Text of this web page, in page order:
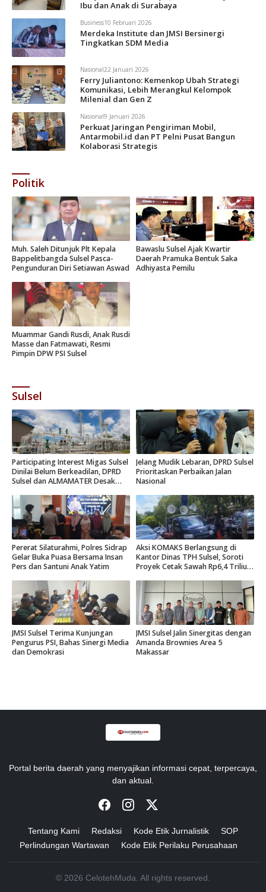
Ibu dan Anak di Surabaya
Business10 Februari 2026
Merdeka Institute dan JMSI Bersinergi
Tingkatkan SDM Media
Nasional22 Januari 2026
Ferry Juliantono: Kemenkop Ubah Strategi
Komunikasi, Lebih Merangkul Kelompok
Milenial dan Gen Z
Nasional9 Januari 2026
Perkuat Jaringan Pengiriman Mobil,
Antarmobil.id dan PT Pelni Pusat Bangun
Kolaborasi Strategis
Politik
Muh. Saleh Ditunjuk Plt Kepala
Bappelitbangda Sulsel Pasca-
Pengunduran Diri Setiawan Aswad
Bawaslu Sulsel Ajak Kwartir
Daerah Pramuka Bentuk Saka
Adhiyasta Pemilu
Muammar Gandi Rusdi, Anak Rusdi
Masse dan Fatmawati, Resmi
Pimpin DPW PSI Sulsel
Sulsel
Participating Interest Migas Sulsel
Dinilai Belum Berkeadilan, DPRD
Sulsel dan ALMAMATER Desak
Jelang Mudik Lebaran, DPRD Sulsel
Prioritaskan Perbaikan Jalan
Nasional
Pererat Silaturahmi, Polres Sidrap
Gelar Buka Puasa Bersama Insan
Pers dan Santuni Anak Yatim
Aksi KOMAKS Berlangsung di
Kantor Dinas TPH Sulsel, Soroti
Proyek Cetak Sawah Rp6,4 Triliun
JMSI Sulsel Terima Kunjungan
Pengurus PSI, Bahas Sinergi Media
dan Demokrasi
JMSI Sulsel Jalin Sinergitas dengan
Amanda Brownies Area 5
Makassar
Portal berita daerah yang menyajikan informasi cepat, terpercaya,
dan aktual.
Tentang Kami Redaksi Kode Etik Jurnalistik
SOP
Perlindungan Wartawan
Kode Etik Perilaku Perusahaan
© 2026 CelotehMuda. All rights reserved.